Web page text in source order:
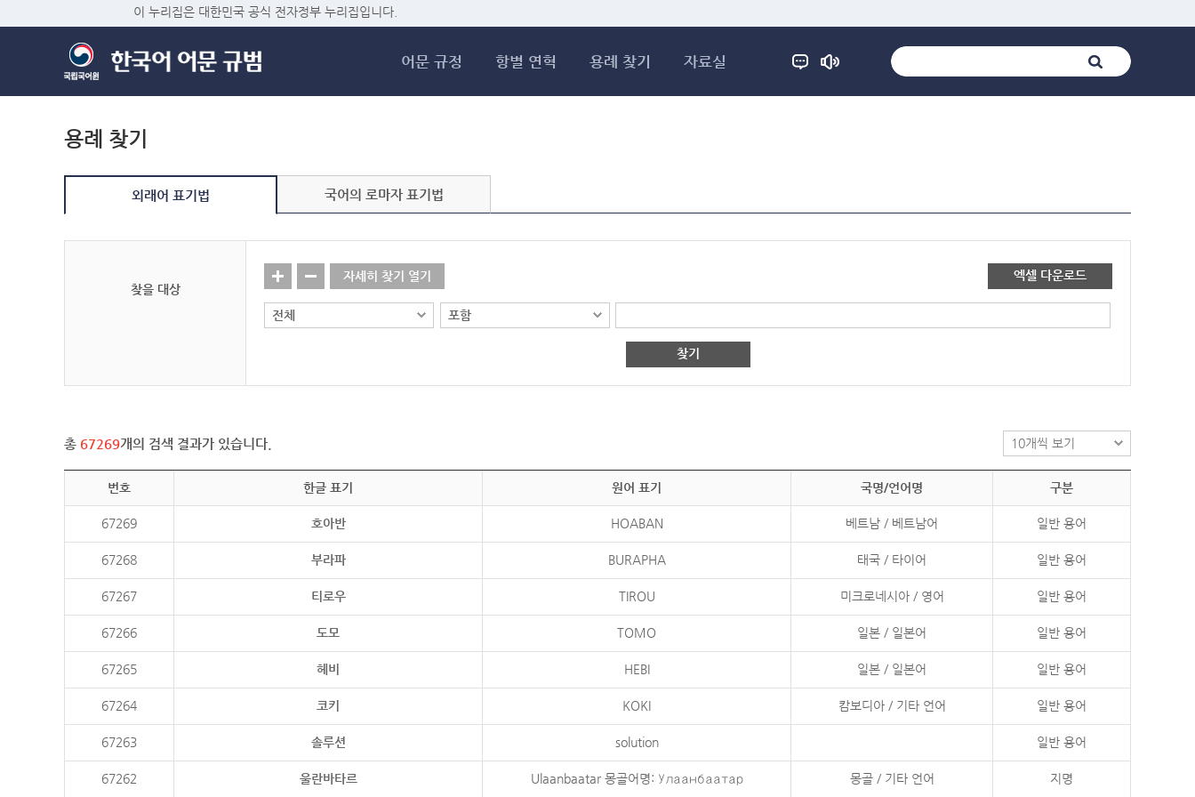
이 누리집은 대한민국 공식 전자정부 누리집입니다.
어문 규정 항별 연혁 용례 찾기 자료실
용례 찾기
외래어 표기법 국어의 로마자 표기법
찾을 대상
자세히 찾기 열기 엑셀 다운로드
찾기
총 67269개의 검색 결과가 있습니다.
번호 한글 표기 원어 표기 국명/언어명 구분
67269 호아반 HOABAN 베트남 / 베트남어 일반 용어
67268 부라파 BURAPHA 태국 / 타이어 일반 용어
67267 티로우 TIROU 미크로네시아 / 영어 일반 용어
67266 도모 TOMO 일본 / 일본어 일반 용어
67265 헤비 HEBI 일본 / 일본어 일반 용어
67264 코키 KOKI 캄보디아 / 기타 언어 일반 용어
67263 솔루션 solution 일반 용어
67262 울란바타르 Ulaanbaatar 몽골어명: Улаанбаатар 몽골 / 기타 언어 지명